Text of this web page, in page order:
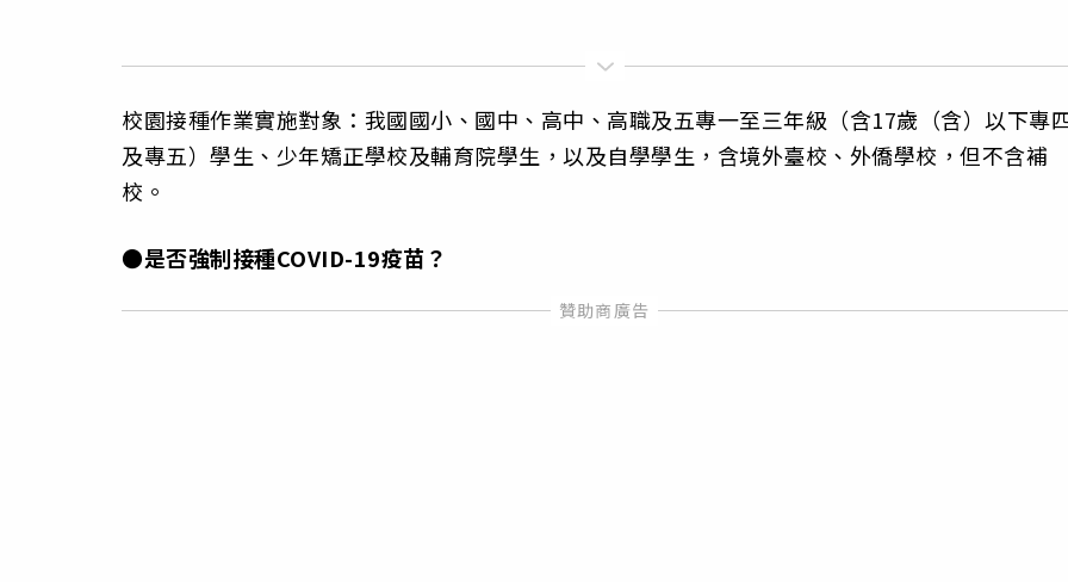
校園接種作業實施對象：我國國小、國中、高中、高職及五專一至三年級（含17歲（含）以下專
及專五）學生、少年矯正學校及輔育院學生，以及自學學生，含境外臺校、外僑學校，但不含補
校。
●是否強制接種COVID-19疫苗？